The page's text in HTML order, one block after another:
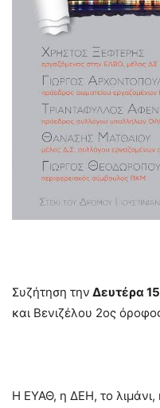
Συζήτηση την Δευτέρα
και Βενιζέλου 2ος
Η ΕΥΑΘ, η ΔΕΗ, το